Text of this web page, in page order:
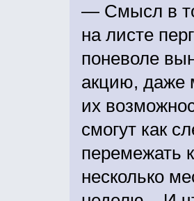
— Смысл в
на листе
поневоле
акцию, даже
их
смогут как
перемежать
несколько